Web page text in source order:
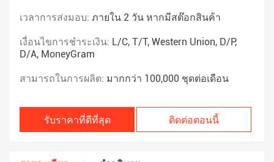
เวลาการส่งมอบ: ภายใน 2 วัน หากมีสต๊อกสินค้า
เงื่อนไขการชำระเงิน: L/C, T/T, Western Union, D/P,
D/A, MoneyGram
สามารถในการผลิต: มากกว่า 100,000 ชุดต่อเดือน
รับราคาที่ดีที่สุด ติดต่อตอนนี้